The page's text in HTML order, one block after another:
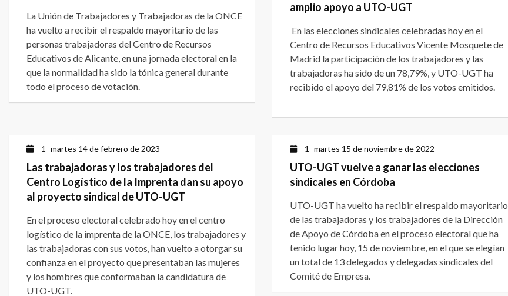
La Unión de Trabajadores y Trabajadoras de la ONCE
ha vuelto a recibir el respaldo mayoritario de las
personas trabajadoras del Centro de Recursos
Educativos de Alicante, en una jornada electoral en la
que la normalidad ha sido la tónica general durante
todo el proceso de votación.
amplio apoyo a UTO-UGT
En las elecciones sindicales celebradas hoy en el
Centro de Recursos Educativos Vicente Mosquete de
Madrid la participación de los trabajadores y las
trabajadoras ha sido de un 78,79%, y UTO-UGT ha
recibido el apoyo del 79,81% de los votos emitidos.
-1- martes 14 de febrero de 2023
Las trabajadoras y los trabajadores del
Centro Logístico de la Imprenta dan su apoyo
al proyecto sindical de UTO-UGT
En el proceso electoral celebrado hoy en el centro
logístico de la imprenta de la ONCE, los trabajadores y
las trabajadoras con sus votos, han vuelto a otorgar su
confianza en el proyecto que presentaban las mujeres
y los hombres que conformaban la candidatura de
UTO-UGT.
-1- martes 15 de noviembre de 2022
UTO-UGT vuelve a ganar las elecciones
sindicales en Córdoba
UTO-UGT ha vuelto ha recibir el respaldo mayoritario
de las trabajadoras y los trabajadores de la Dirección
de Apoyo de Córdoba en el proceso electoral que ha
tenido lugar hoy, 15 de noviembre, en el que se elegían
un total de 13 delegados y delegadas sindicales del
Comité de Empresa.